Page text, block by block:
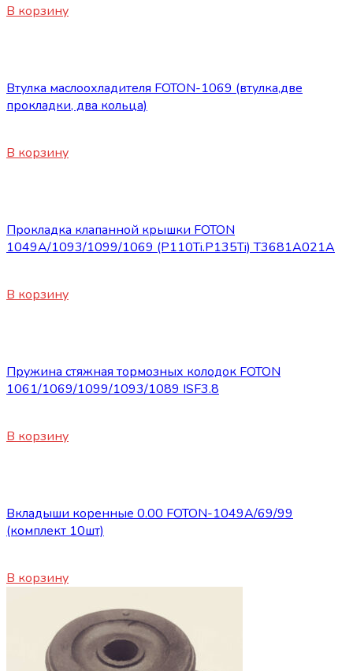
В корзину
Втулка маслоохладителя FOTON-1069 (втулка,две
прокладки, два кольца)
В корзину
Прокладка клапанной крышки FOTON
1049A/1093/1099/1069 (P110Ti.P135Ti) Т3681А021А
В корзину
Пружина стяжная тормозных колодок FOTON
1061/1069/1099/1093/1089 ISF3.8
В корзину
Вкладыши коренные 0.00 FOTON-1049А/69/99
(комплект 10шт)
В корзину